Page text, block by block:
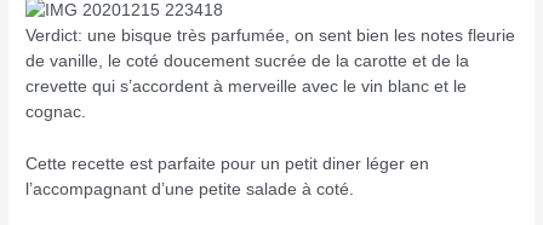
Verdict: une bisque très parfumée, on sent bien les notes fleurie
de vanille, le coté doucement sucrée de la carotte et de la
crevette qui s’accordent à merveille avec le vin blanc et le
cognac.
Cette recette est parfaite pour un petit diner léger en
l’accompagnant d’une petite salade à coté.